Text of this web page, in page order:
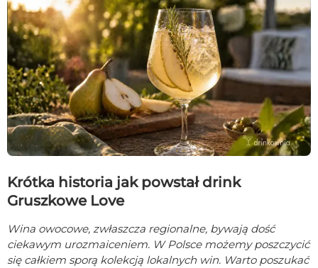
Krótka historia jak powstał drink
Gruszkowe Love
Wina owocowe, zwłaszcza regionalne, bywają dość
ciekawym urozmaiceniem. W Polsce możemy poszczycić
się całkiem sporą kolekcją lokalnych win. Warto poszukać